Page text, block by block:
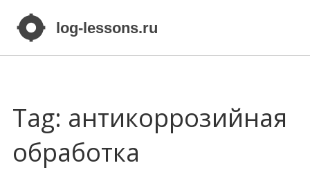
Tag: антикоррозийная
обработка